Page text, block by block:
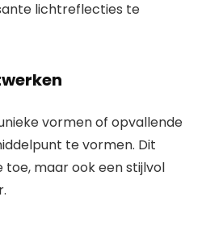
lichtreflecties te
vormen of opvallende
te vormen. Dit
maar ook een stijlvol